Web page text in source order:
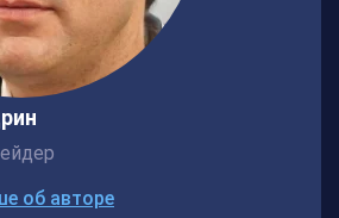
об авторе